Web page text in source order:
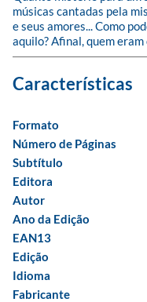
músicas cantadas pela
e seus amores... Como
aquilo? Afinal, quem
Formato
Número de Páginas
Subtítulo
Editora
Autor
Ano da Edição
EAN13
Edição
Idioma
Fabricante